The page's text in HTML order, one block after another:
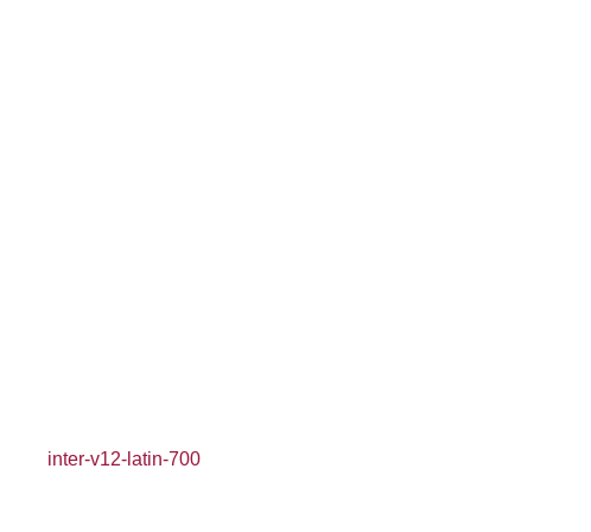
inter-v12-latin-700